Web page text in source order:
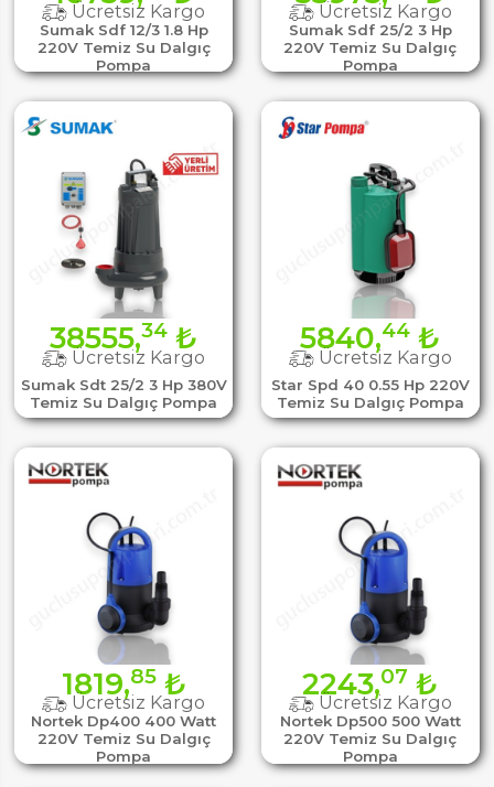
Sumak Sdf 12/3 1.8 Hp
220V Temiz Su Dalgıç
Pompa
Ücretsiz Kargo
Sumak Sdf 25/2 3 Hp
220V Temiz Su Dalgıç
Pompa
Ücretsiz Kargo
Sumak Sdt 25/2 3 Hp 380V
Temiz Su Dalgıç Pompa
38555,34 ₺
Ücretsiz Kargo
Star Spd 40 0.55 Hp 220V
Temiz Su Dalgıç Pompa
5840,44 ₺
Ücretsiz Kargo
Nortek Dp400 400 Watt
220V Temiz Su Dalgıç
Pompa
1819,85₺
Ücretsiz Kargo
Nortek Dp500 500 Watt
220V Temiz Su Dalgıç
Pompa
2243,07 ₺
Ücretsiz Kargo